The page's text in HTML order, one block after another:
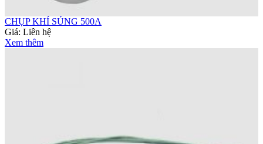
CHỤP KHÍ SÚNG 500A
Giá: Liên hệ
Xem thêm